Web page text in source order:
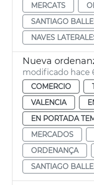
MERCATS
SANTIAGO
NAVES
Nueva
modificado hace
COMERCIO
VALENCIA
EN PORTADA
MERCADOS
ORDENANÇA
SANTIAGO